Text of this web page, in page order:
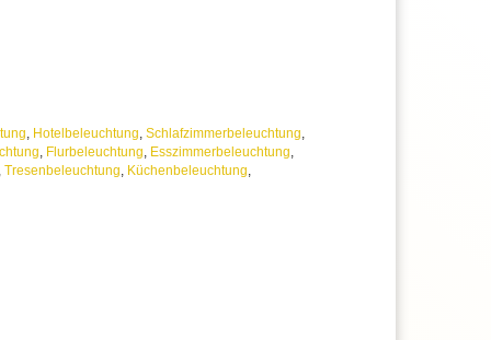
, Hotelbeleuchtung, Schlafzimmerbeleuchtung,
, Flurbeleuchtung, Esszimmerbeleuchtung,
, Tresenbeleuchtung, Küchenbeleuchtung,